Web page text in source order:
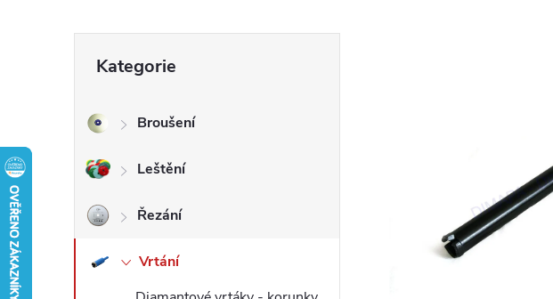
s
r
kategorie
Kategorie
Broušení
Leštění
Řezání
Vrtání